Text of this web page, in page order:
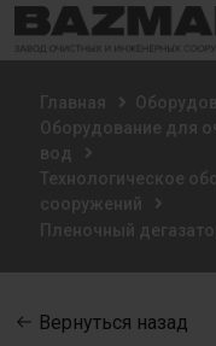
Главная
Оборудование для
вод
Технологическое
сооружений
Пленочный
Вернуться назад